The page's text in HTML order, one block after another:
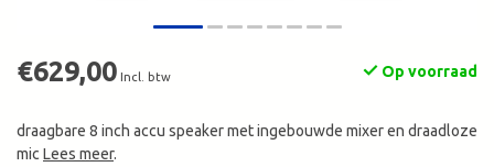
€629,00 Incl. btw Op voorraad
draagbare 8 inch accu speaker met ingebouwde mixer en draadloze
micLees meer.